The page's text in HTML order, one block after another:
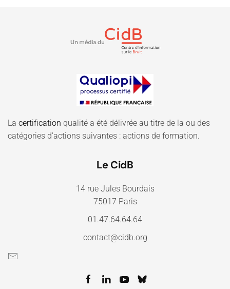
La certification qualité a été délivrée au titre de la ou des
catégories d'actions suivantes : actions de formation.
Le CidB
14 rue Jules Bourdais
75017 Paris
01.47.64.64.64
contact@cidb.org